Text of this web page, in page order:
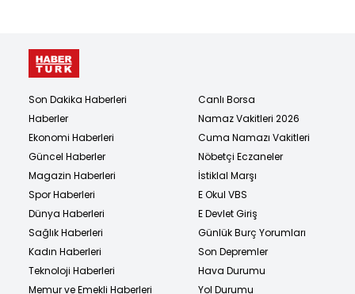
Son Dakika Haberleri
Haberler
Ekonomi Haberleri
Güncel Haberler
Magazin Haberleri
Spor Haberleri
Dünya Haberleri
Sağlık Haberleri
Kadın Haberleri
Teknoloji Haberleri
Memur ve Emekli Haberleri
Canlı Borsa
Namaz Vakitleri 2026
Cuma Namazı Vakitleri
Nöbetçi Eczaneler
İstiklal Marşı
E Okul VBS
E Devlet Giriş
Günlük Burç Yorumları
Son Depremler
Hava Durumu
Yol Durumu